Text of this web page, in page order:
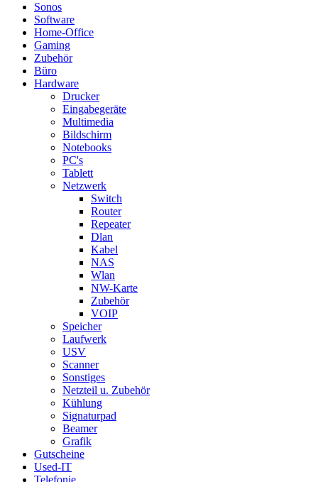
Sonos
Software
Home-Office
Gaming
Zubehör
Büro
Hardware
Drucker
Eingabegeräte
Multimedia
Bildschirm
Notebooks
PC's
Tablett
Netzwerk
Switch
Router
Repeater
Dlan
Kabel
NAS
Wlan
NW-Karte
Zubehör
VOIP
Speicher
Laufwerk
USV
Scanner
Sonstiges
Netzteil u. Zubehör
Kühlung
Signaturpad
Beamer
Grafik
Gutscheine
Used-IT
Telefonie